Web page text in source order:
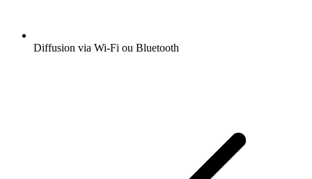
Diffusion via Wi-Fi ou Bluetooth